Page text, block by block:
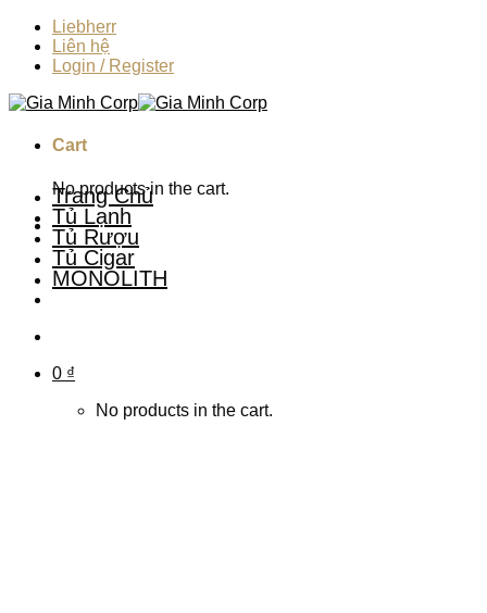
Skip
content
Liebherr
Liên hệ
Login / Register
Cart
No products in the cart.
Trang Chủ
Tủ Lạnh
Tủ Rượu
Tủ Cigar
MONOLITH
0 ₫
No products in the cart.